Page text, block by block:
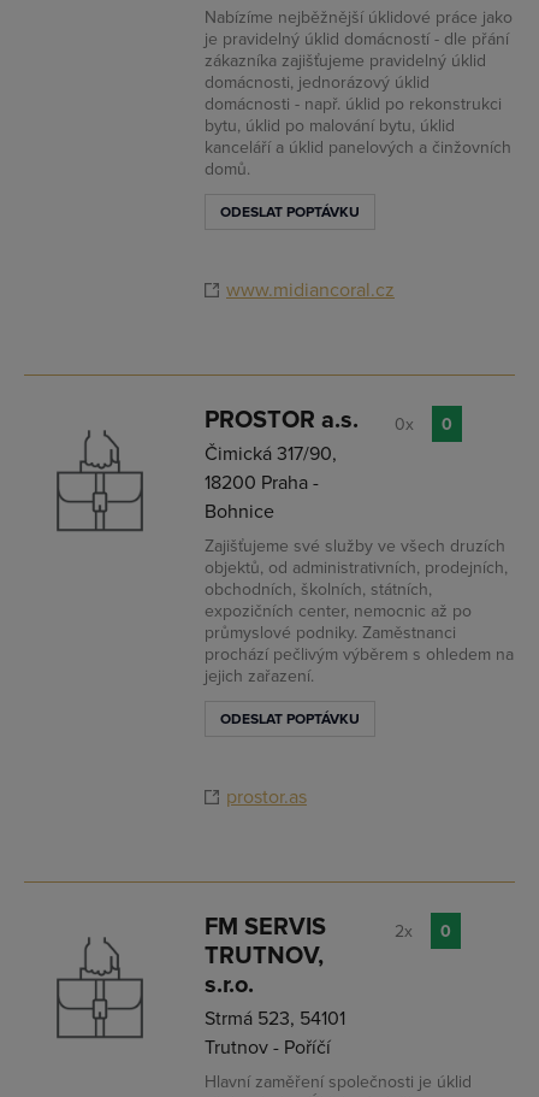
Nabízíme nejběžnější úklidové práce jako
je pravidelný úklid domácností - dle přání
zákazníka zajišťujeme pravidelný úklid
domácnosti, jednorázový úklid
domácnosti - např. úklid po rekonstrukci
bytu, úklid po malování bytu, úklid
kanceláří a úklid panelových a činžovních
domů.
ODESLAT POPTÁVKU
www.midiancoral.cz
PROSTOR a.s.
Čimická 317/90,
18200 Praha -
Bohnice
Zajišťujeme své služby ve všech druzích
objektů, od administrativních, prodejních,
obchodních, školních, státních,
expozičních center, nemocnic až po
průmyslové podniky. Zaměstnanci
prochází pečlivým výběrem s ohledem na
jejich zařazení.
ODESLAT POPTÁVKU
prostor.as
0x 0
FM SERVIS
TRUTNOV,
s.r.o.
Strmá 523, 54101
Trutnov - Poříčí
Hlavní zaměření společnosti je úklid
2x 0